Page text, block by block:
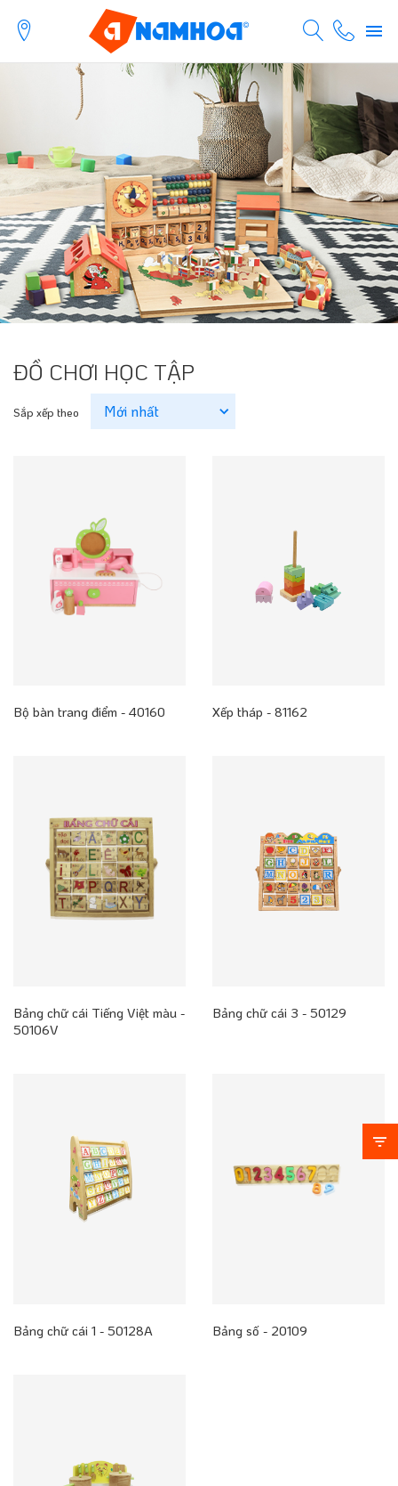
ĐỒ CHƠI HỌC TẬP
Sắp xếp theo
Bộ bàn trang điểm - 40160 Xếp tháp - 81162
Bảng chữ cái Tiếng Việt màu -
50106V
Bảng chữ cái 3 - 50129
Bảng chữ cái 1 - 50128A Bảng số - 20109